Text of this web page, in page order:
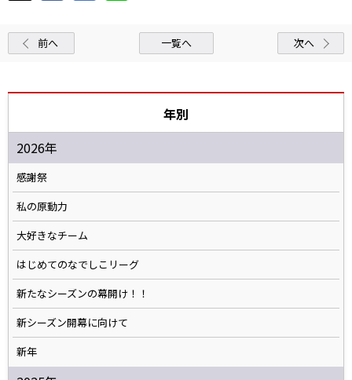
前へ 一覧へ 次へ
年別
2026年
感謝祭
私の原動力
大好きなチーム
はじめてのなでしこリーグ
新たなシーズンの幕開け！！
新シーズン開幕に向けて
新年